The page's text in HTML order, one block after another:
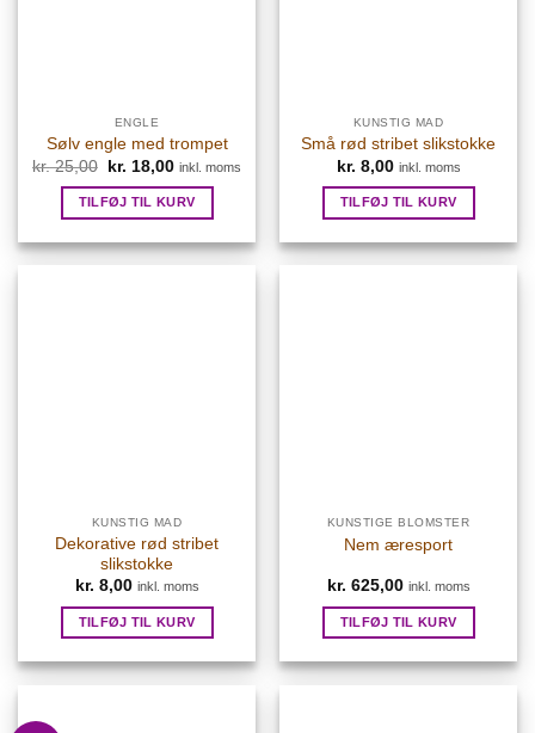
ENGLE
Sølv engle med trompet
kr.25,00
Den
oprindelige
pris
var:
kr. 18,00Den
pris
er:
inkl. moms
TILFØJ TIL KURV
KUNSTIG MAD
Små rød stribet slikstokke
kr. 8,00 inkl. moms
TILFØJ TIL KURV
KUNSTIG MAD
Dekorative rød stribet
slikstokke
kr. 8,00 inkl. moms
TILFØJ TIL KURV
KUNSTIGE BLOMSTER
Nem æresport
kr. 625,00 inkl. moms
TILFØJ TIL KURV